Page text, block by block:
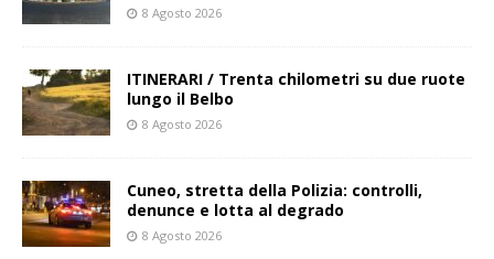
8 Agosto 2026
ITINERARI / Trenta chilometri su due ruote
lungo il Belbo
8 Agosto 2026
Cuneo, stretta della Polizia: controlli,
denunce e lotta al degrado
8 Agosto 2026